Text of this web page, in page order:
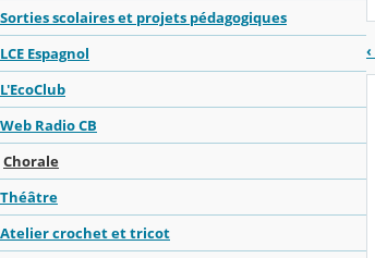
Sorties scolaires et projets pédagogiques
LCE Espagnol
L'EcoClub
Web Radio CB
Chorale
Théâtre
Atelier crochet et tricot
‹